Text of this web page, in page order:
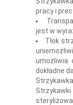
pracy i
jest w
Tłok
umożliwia
dokładne